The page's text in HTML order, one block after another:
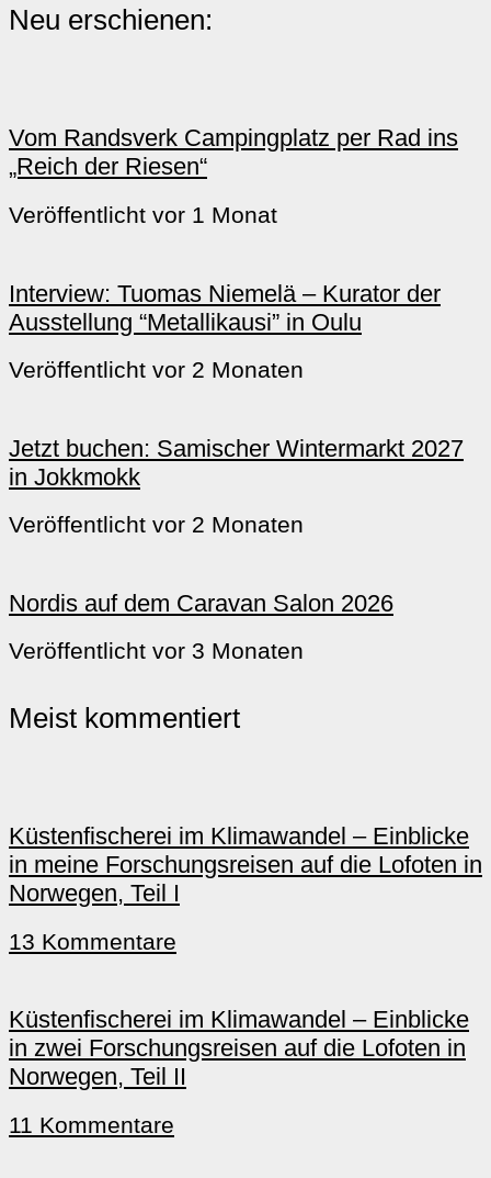
Neu erschienen:
Vom Randsverk Campingplatz per Rad ins
„Reich der Riesen“
Veröffentlicht vor 1 Monat
Interview: Tuomas Niemelä – Kurator der
Ausstellung “Metallikausi” in Oulu
Veröffentlicht vor 2 Monaten
Jetzt buchen: Samischer Wintermarkt 2027
in Jokkmokk
Veröffentlicht vor 2 Monaten
Nordis auf dem Caravan Salon 2026
Veröffentlicht vor 3 Monaten
Meist kommentiert
Küstenfischerei im Klimawandel – Einblicke
in meine Forschungsreisen auf die Lofoten in
Norwegen, Teil I
13 Kommentare
Küstenfischerei im Klimawandel – Einblicke
in zwei Forschungsreisen auf die Lofoten in
Norwegen, Teil II
11 Kommentare